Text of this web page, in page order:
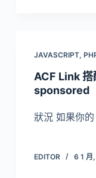
JAVASCRIPT,
ACF Link
sponsored
狀況 如果你
EDITOR 6 1 月